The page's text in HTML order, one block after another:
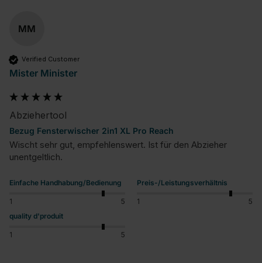
MM
Verified Customer
Mister Minister
Abziehertool
Bezug Fensterwischer 2in1 XL Pro Reach
Wischt sehr gut, empfehlenswert. Ist für den Abzieher
unentgeltlich.
Einfache Handhabung/Bedienung
1 5
Preis-/Leistungsverhältnis
1
5
quality d'produit
1 5